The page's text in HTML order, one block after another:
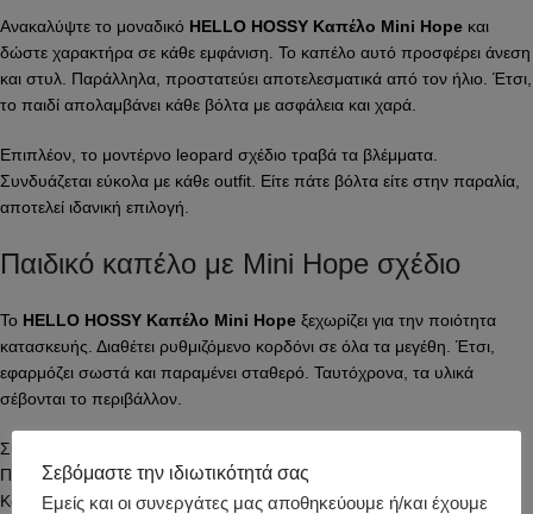
Ανακαλύψτε το μοναδικό HELLO HOSSY Καπέλο Mini Hope και
δώστε χαρακτήρα σε κάθε εμφάνιση. Το καπέλο αυτό προσφέρει άνεση
και στυλ. Παράλληλα, προστατεύει αποτελεσματικά από τον ήλιο. Έτσι,
το παιδί απολαμβάνει κάθε βόλτα με ασφάλεια και χαρά.
Επιπλέον, το μοντέρνο leopard σχέδιο τραβά τα βλέμματα.
Συνδυάζεται εύκολα με κάθε outfit. Είτε πάτε βόλτα είτε στην παραλία,
αποτελεί ιδανική επιλογή.
Παιδικό καπέλο με Mini Hope σχέδιο
Το HELLO HOSSY Καπέλο Mini Hope ξεχωρίζει για την ποιότητα
κατασκευής. Διαθέτει ρυθμιζόμενο κορδόνι σε όλα τα μεγέθη. Έτσι,
εφαρμόζει σωστά και παραμένει σταθερό. Ταυτόχρονα, τα υλικά
σέβονται το περιβάλλον.
Σύνθεση: 20% οργανικό βαμβάκι, 80% ανακυκλωμένος πολυεστέρας
Πιστοποίηση Oeko-Tex για ασφάλεια
Κατασκευή χωρίς επιβλαβείς ουσίες
Σεβόμαστε την ιδιωτικότητά σας
Εμείς και οι συνεργάτες μας αποθηκεύουμε ή/και έχουμε